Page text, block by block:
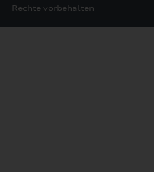
Rechte vorbehalten